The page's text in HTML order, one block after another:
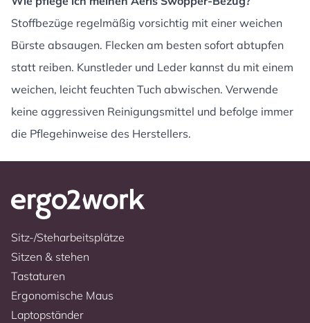
Stoffbezüge regelmäßig vorsichtig mit einer weichen
Bürste absaugen. Flecken am besten sofort abtupfen
statt reiben. Kunstleder und Leder kannst du mit einem
weichen, leicht feuchten Tuch abwischen. Verwende
keine aggressiven Reinigungsmittel und befolge immer
die Pflegehinweise des Herstellers.
Sitz-/Steharbeitsplätze
Sitzen & stehen
Tastaturen
Ergonomische Maus
Laptopständer